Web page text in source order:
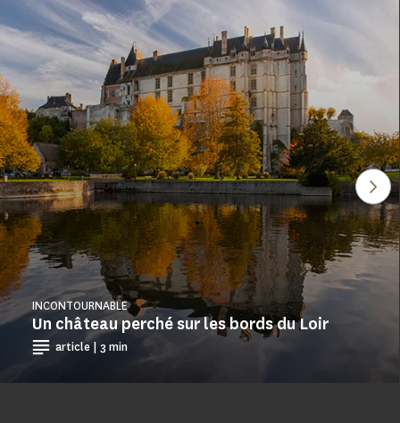
Un château perché sur les bords du Loir
INCONTOURNABLE
article | 3 min